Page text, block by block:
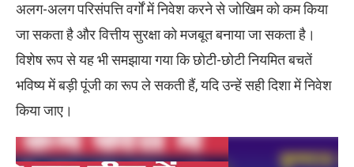
अलग-अलग परिसंपत्ति वर्गों में निवेश करने से जोखिम को कम किया
जा सकता है और वित्तीय सुरक्षा को मजबूत बनाया जा सकता है।
विशेष रूप से यह भी समझाया गया कि छोटी-छोटी नियमित बचतें
भविष्य में बड़ी पूंजी का रूप ले सकती हैं, यदि उन्हें सही दिशा में निवेश
किया जाए।